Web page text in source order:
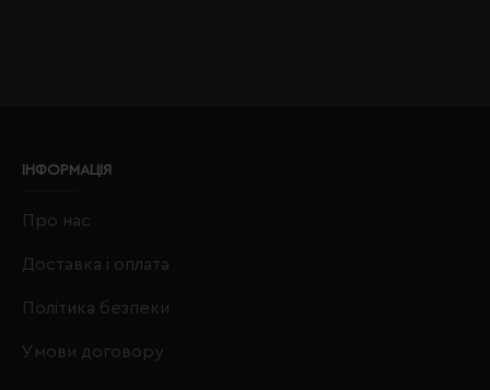
ІНФОРМАЦІЯ
Про нас
Доставка і оплата
Політика безпеки
Умови договору